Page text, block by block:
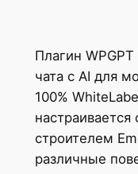
Плагин
чата с AI для
100%
строителем
различные